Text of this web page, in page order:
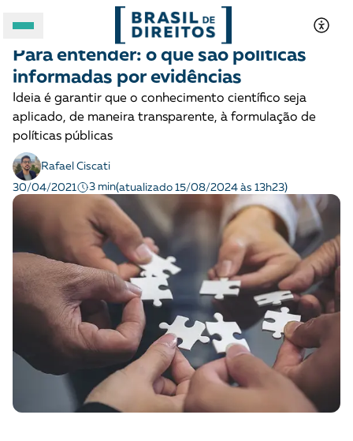
A BRASIL DE DIREITOS
ASSUNTOS
FORMATOS
Apoie a Brasil de Direitos
A [BD] conta as histórias de quem defende
direitos humanos no Brasil. Para continuar,
esse trabalho precisa da sua doação!
POLÍTICAS PÚBLICAS
Para entender
Para entender: o que são políticas
informadas por evidências
Ideia é garantir que o conhecimento científico seja
aplicado, de maneira transparente, à formulação de
políticas públicas
Rafael Ciscati
30/04/2021
3 min(atualizado 15/08/2024 às 13h23)